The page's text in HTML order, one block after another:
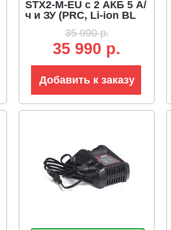
STX2-M-EU с 2 АКБ 5 А/
ч и ЗУ (PRC, Li-ion BL
46 см, LED фара, 11.5
35 990 р.
35 990 р.
Добавить к заказу